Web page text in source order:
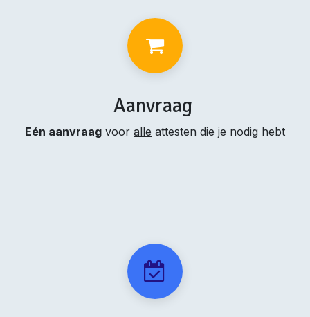
Aanvraag
Eén aanvraag voor alle attesten die je nodig hebt